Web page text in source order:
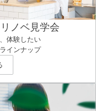
ノベ見学会
体験したい
インナップ